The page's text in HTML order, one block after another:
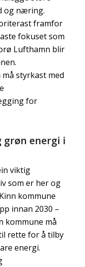
og næring.
framfor
fokuset som
Lufthamn blir
styrkast med
for
energi i
viktig
som er her og
kommune
innan 2030 –
kommune må
rette for å tilby
energi.